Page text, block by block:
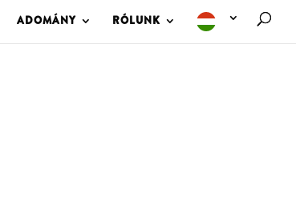
ADOMÁNY RÓLUNK